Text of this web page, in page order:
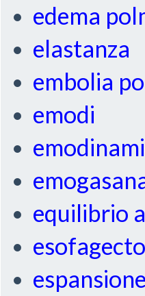
edema
elastanza
embolia
emodi
equilibrio